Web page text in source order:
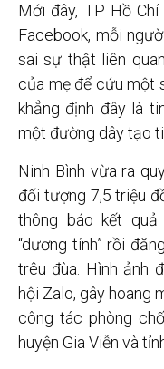
Mới đây, TP Hồ
Facebook, mỗi
sai sự thật liên
của mẹ để cứu một
khẳng định đây là
một đường dây tạo
Ninh Bình vừa ra
đối tượng 7,5 triệu
thông báo kết quả
“dương tính” rồi
trêu đùa. Hình ảnh
hội Zalo, gây hoang
công tác phòng
huyện Gia Viễn và